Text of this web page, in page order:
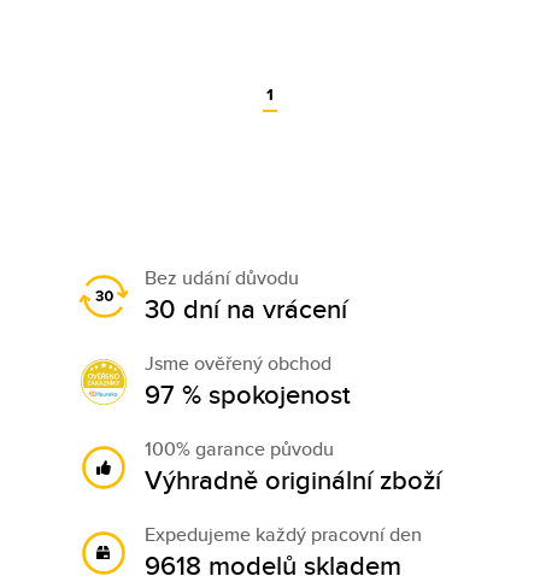
1
Bez udání důvodu
30 dní na vrácení
Jsme ověřený obchod
97 % spokojenost
100% garance původu
Výhradně originální zboží
Expedujeme každý pracovní den
9618 modelů skladem